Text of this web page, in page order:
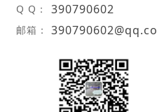
Q Q： 390790602
邮箱：